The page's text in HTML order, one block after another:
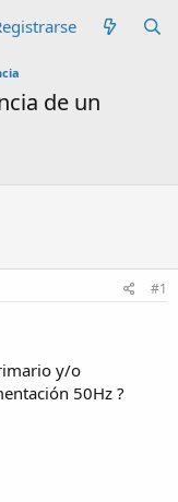
de un
#1
y/o
50Hz ?